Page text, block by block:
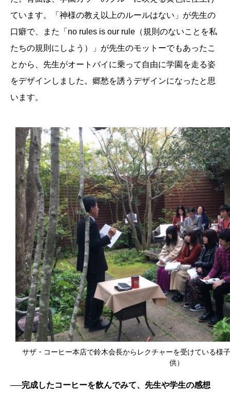
ています。「神様の教え以上のルールはない」が先生の
口癖で、また「no rules is our rule（規則のないことを私
たちの規則にしよう）」が先生のモットーでもあったこ
とから、先生がオートバイに乗って自由に学園を走る姿
をデザインしました。郷愁を誘うデザインになったと思
います。
サザ・コーヒー本店で鈴木会長からレクチャーを受けている様
供）
──完成したコーヒーを飲んでみて、先生や学生の感想